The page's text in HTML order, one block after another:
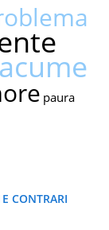
acume
paura
CONTRARI